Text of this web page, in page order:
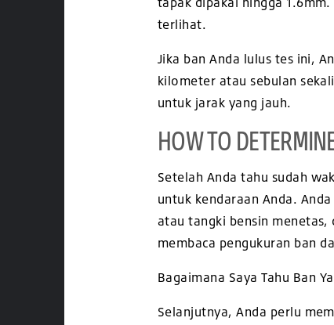
terlihat.
Jika ban Anda lulus tes ini,
kilometer atau sebulan
untuk jarak yang jauh.
HOW TO
Setelah Anda tahu sudah
untuk kendaraan Anda.
atau tangki bensin menetas,
membaca pengukuran ban
Bagaimana Saya Tahu Ban
Selanjutnya, Anda perlu